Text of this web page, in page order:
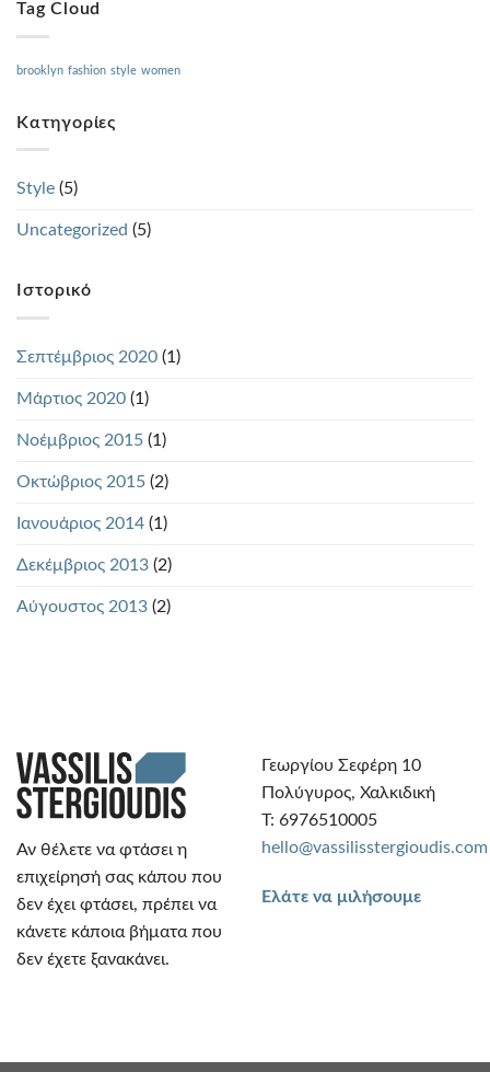
Tag Cloud
brooklyn fashion style women
Kατηγορίες
Style (5)
Uncategorized (5)
Ιστορικό
Σεπτέμβριος 2020 (1)
Μάρτιος 2020 (1)
Νοέμβριος 2015 (1)
Οκτώβριος 2015 (2)
Ιανουάριος 2014 (1)
Δεκέμβριος 2013 (2)
Αύγουστος 2013 (2)
Αν θέλετε να φτάσει η
επιχείρησή σας κάπου που
δεν έχει φτάσει, πρέπει να
κάνετε κάποια βήματα που
δεν έχετε ξανακάνει.
Γεωργίου Σεφέρη 10
Πολύγυρος, Χαλκιδική
Τ: 6976510005
hello@vassilisstergioudis.com
Ελάτε να μιλήσουμε